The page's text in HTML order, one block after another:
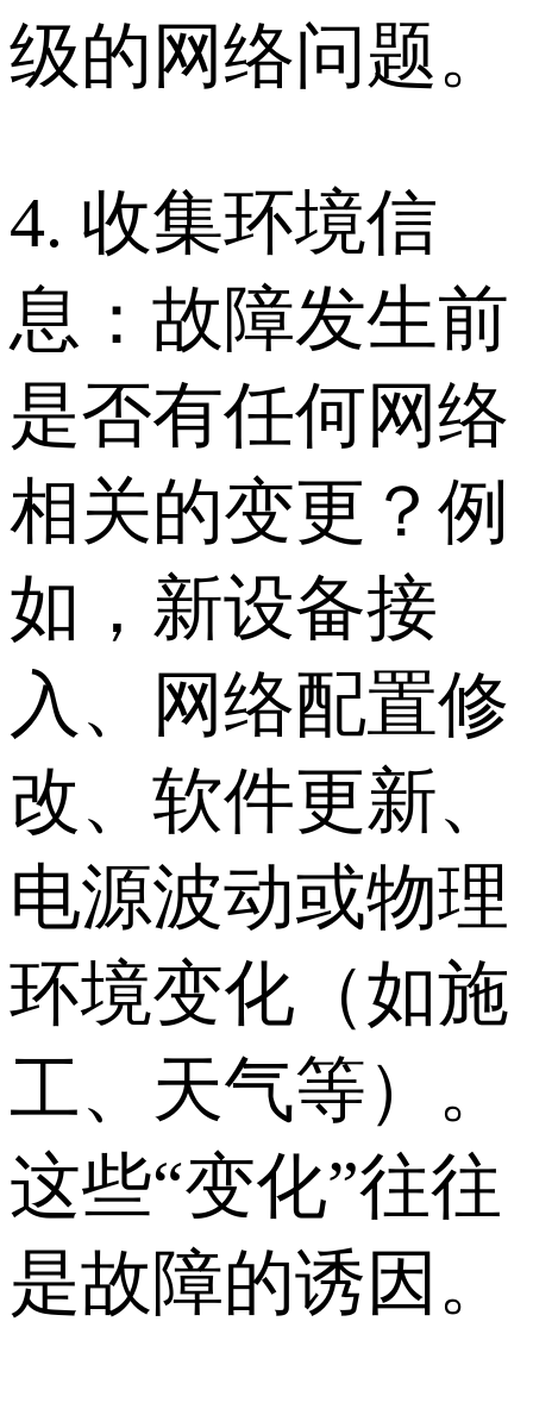
级的网络问题。
4. 收集环境信
息：故障发生前
是否有任何网络
相关的变更？例
如，新设备接
入、网络配置修
改、软件更新、
电源波动或物理
环境变化（如施
工、天气等）。
这些“变化”往往
是故障的诱因。